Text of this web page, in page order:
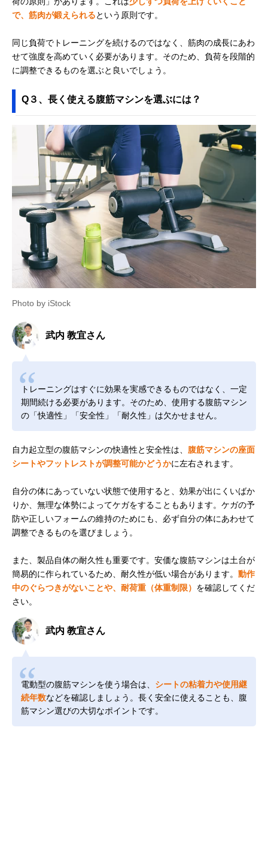
で、筋肉が鍛えられるという原則です。
同じ負荷でトレーニングを続けるのではなく、筋肉の成長にあわ
せて強度を高めていく必要があります。そのため、負荷を段階的
に調整できるものを選ぶと良いでしょう。
Q３、長く使える腹筋マシンを選ぶには？
Photo by iStock
武内 教宜さん
トレーニングはすぐに効果を実感できるものではなく、一定
期間続ける必要があります。そのため、使用する腹筋マシン
の「快適性」「安全性」「耐久性」は欠かせません。
自力起立型の腹筋マシンの快適性と安全性は、 腹筋マシンの座面
シートやフットレストが調整可能かどうかに左右されます。
自分の体にあっていない状態で使用すると、効果が出にくいばか
りか、無理な体勢によってケガをすることもあります。ケガの予
防や正しいフォームの維持のためにも、必ず自分の体にあわせて
調整できるものを選びましょう。
また、製品自体の耐久性も重要です。安価な腹筋マシンは土台が
簡易的に作られているため、耐久性が低い場合があります。 動作
中のぐらつきがないことや、耐荷重（体重制限） を確認してくだ
さい。
武内 教宜さん
電動型の腹筋マシンを使う場合は、 シートの粘着力や使用継
続年数などを確認しましょう。長く安全に使えることも、腹
筋マシン選びの大切なポイントです。